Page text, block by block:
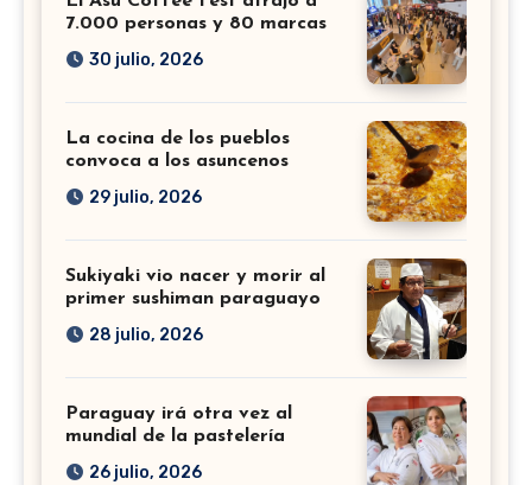
7.000 personas y 80 marcas
30 julio, 2026
La cocina de los pueblos
convoca a los asuncenos
29 julio, 2026
Sukiyaki vio nacer y morir al
primer sushiman paraguayo
28 julio, 2026
Paraguay irá otra vez al
mundial de la pastelería
26 julio, 2026